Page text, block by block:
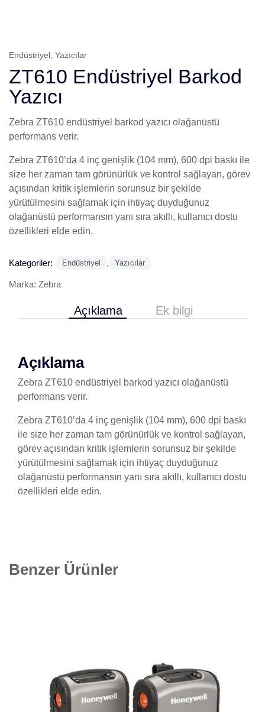
Endüstriyel Yazıcılar
ZT610 Endüstriyel Barkod
Yazıcı
Zebra ZT610 endüstriyel barkod yazıcı olağanüstü
performans verir.
Zebra ZT610’da 4 inç genişlik (104 mm), 600 dpi baskı ile
size her zaman tam görünürlük ve kontrol sağlayan, görev
açısından kritik işlemlerin sorunsuz bir şekilde
yürütülmesini sağlamak için ihtiyaç duyduğunuz
olağanüstü performansın yanı sıra akıllı, kullanıcı dostu
özellikleri elde edin.
Kategoriler: Endüstriyel , Yazıcılar
Marka: Zebra
Açıklama Ek bilgi
Açıklama
Zebra ZT610 endüstriyel barkod yazıcı olağanüstü
performans verir.
Zebra ZT610’da 4 inç genişlik (104 mm), 600 dpi baskı
ile size her zaman tam görünürlük ve kontrol sağlayan,
görev açısından kritik işlemlerin sorunsuz bir şekilde
yürütülmesini sağlamak için ihtiyaç duyduğunuz
olağanüstü performansın yanı sıra akıllı, kullanıcı dostu
özellikleri elde edin.
Benzer Ürünler